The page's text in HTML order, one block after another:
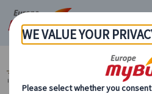
マイバス・ヨーロッパ ドイツ (28) ベ
リン市内観光 (2)